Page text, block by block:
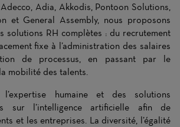
Adia, Akkodis, Pontoon Solutions,
et General Assembly, nous proposons
solutions RH complètes : du recrutement
fixe à l’administration des salaires
de processus, en passant par le
mobilité des talents.
l’expertise humaine et des solutions
sur l’intelligence artificielle afin de
et les entreprises. La diversité, l’égalité